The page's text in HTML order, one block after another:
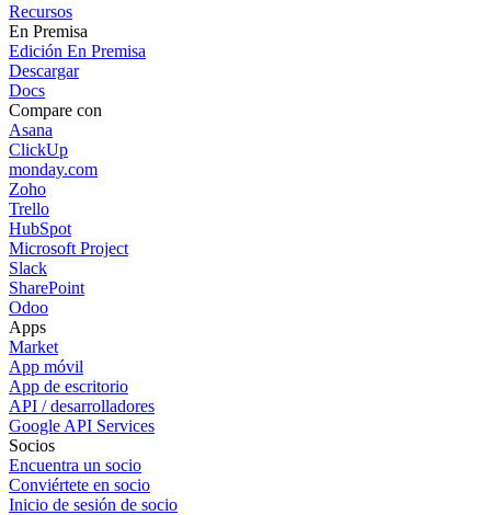
Recursos
En Premisa
Edición En Premisa
Descargar
Docs
Compare con
Asana
ClickUp
monday.com
Zoho
Trello
HubSpot
Microsoft Project
Slack
SharePoint
Odoo
Apps
Market
App móvil
App de escritorio
API / desarrolladores
Google API Services
Socios
Encuentra un socio
Conviértete en socio
Inicio de sesión de socio